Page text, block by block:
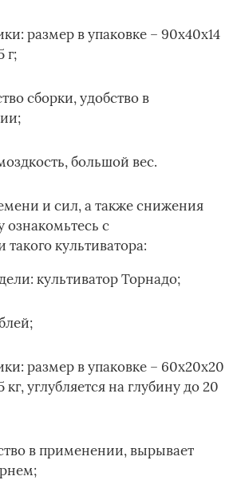
размер в упаковке – 90х40х14
г;
сборки, удобство в
большой вес.
и сил, а также снижения
ознакомьтесь с
культиватора:
культиватор Торнадо;
размер в упаковке – 60х20х20
кг, углубляется на глубину до 20
в применении, вырывает